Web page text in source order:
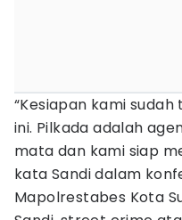
“Kesiapan kami
ini. Pilkada adalah
mata dan kami siap
kata Sandi dalam
Mapolrestabes Kota